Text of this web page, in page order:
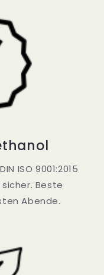
ISO 9001:2015
Beste
Abende.